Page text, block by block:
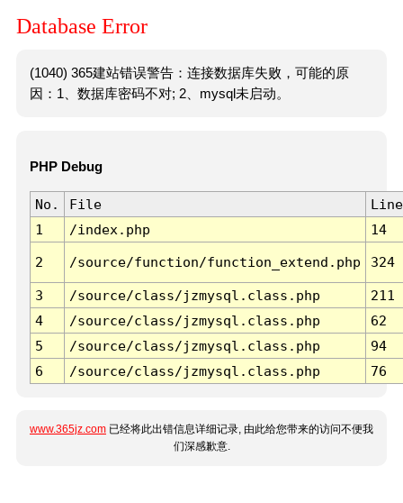
Database Error
(1040) 365建站错误警告：连接数据库失败，可能的原
因：1、数据库密码不对; 2、mysql未启动。
PHP Debug
No. File
Line
1
/index.php 14
2 /source/function/function_extend.php 324
3 /source/class/jzmysql.class.php
211
4
/source/class/jzmysql.class.php
62
5
/source/class/jzmysql.class.php
94
6
/source/class/jzmysql.class.php 76
www.365jz.com 已经将此出错信息详细记录, 由此给您带来的访问不便我
们深感歉意.